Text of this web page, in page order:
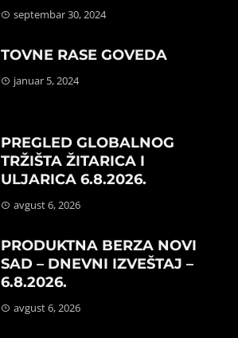
septembar 30, 2024
TOVNE RASE GOVEDA
januar 5, 2024
PREGLED GLOBALNOG
TRŽIŠTA ŽITARICA I
ULJARICA 6.8.2026.
avgust 6, 2026
PRODUKTNA BERZA NOVI
SAD – DNEVNI IZVEŠTAJ –
6.8.2026.
avgust 6, 2026